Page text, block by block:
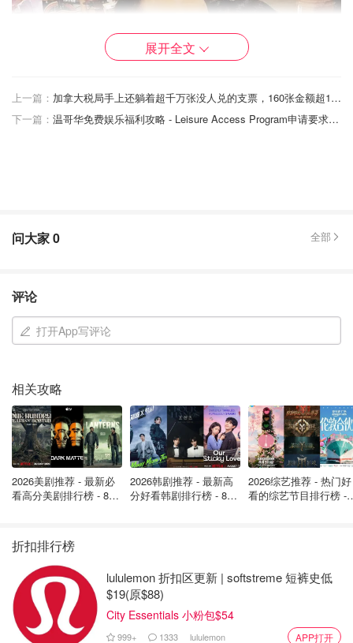
在父母的影响和培养下，黄多多展现出多方面的才华。她不
仅在音乐、舞蹈方面有着出色的表现，还涉足文学创作。据
报道，她曾参与翻译英国作家J.R.R.托尔金的作品《圣诞老
爸的来信》，并在2014年出版。此外，她还参与了多部舞
展开全文
上一篇：
加拿大税局手上还躺着超千万张没人兑的支票，160张金额超10万加元！你可能也有份！
下一篇：
温哥华免费娱乐福利攻略 - Leisure Access Program申请要求和方式、收入标准！
问大家0 全部
评论
打开App写评论
相关攻略
2026美剧推荐 - 最新必
看高分美剧排行榜 - 8月
2026韩剧推荐 - 最新高
分好看韩剧排行榜 - 8月
2026综艺推荐 - 热门好
看的综艺节目排行榜 -
折扣排行榜
lululemon 折扣区更新 | softstreme 短裤史低
$19(原$88)
City Essentials 小粉包$54
999+ 1333 lululemon APP打开